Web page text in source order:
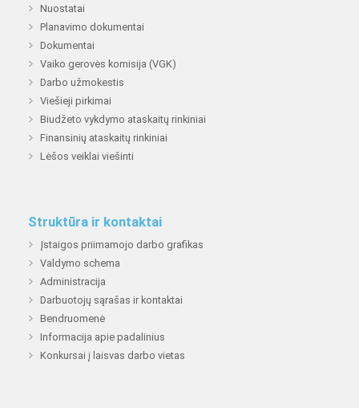
Nuostatai
Planavimo dokumentai
Dokumentai
Vaiko gerovės komisija (VGK)
Darbo užmokestis
Viešieji pirkimai
Biudžeto vykdymo ataskaitų rinkiniai
Finansinių ataskaitų rinkiniai
Lėšos veiklai viešinti
Struktūra ir kontaktai
Įstaigos priimamojo darbo grafikas
Valdymo schema
Administracija
Darbuotojų sąrašas ir kontaktai
Bendruomenė
Informacija apie padalinius
Konkursai į laisvas darbo vietas